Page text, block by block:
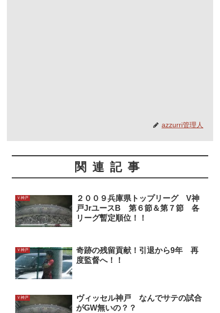
azzurri管理人
関連記事
Ｖ神戸
２００９兵庫県トップリーグ V神
戸JrユースB 第６節＆第７節 各
リーグ暫定順位！！
Ｖ神戸
奇跡の残留貢献！引退から9年 再
度監督へ！！
Ｖ神戸
ヴィッセル神戸 なんでサテの試合
がGW無いの？？